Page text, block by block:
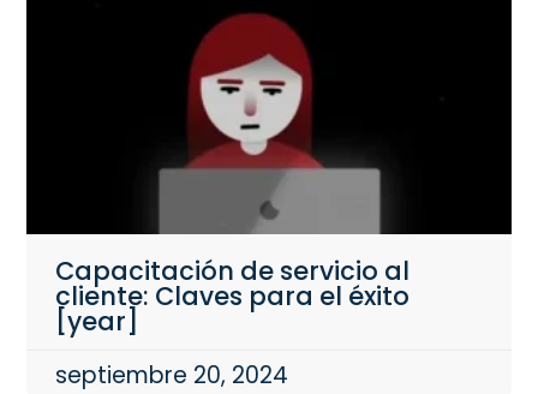
Capacitación de servicio al
cliente: Claves para el éxito
[year]
septiembre 20, 2024